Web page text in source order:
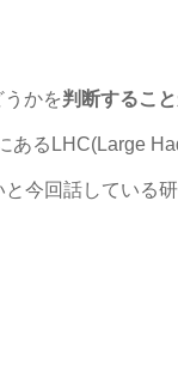
かを判断するこ
ある LHC(Large
今回話している